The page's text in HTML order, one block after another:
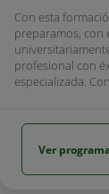
Con esta
preparamos, con
profesional con
especializada.
Ver